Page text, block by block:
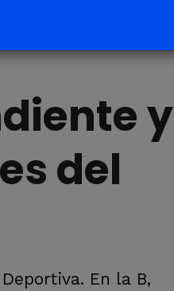
y
del
En la B,